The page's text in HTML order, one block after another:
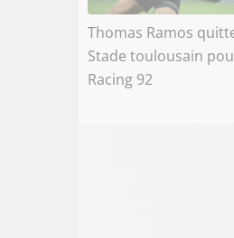
Thomas Ramos
Stade toulousain
Racing 92